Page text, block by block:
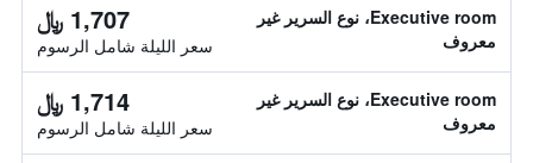
Executive room، نوع السرير غير
معروف
1,707 ﷼
سعر الليلة شامل الرسوم
Executive room، نوع السرير غير
معروف
1,714 ﷼
سعر الليلة شامل الرسوم